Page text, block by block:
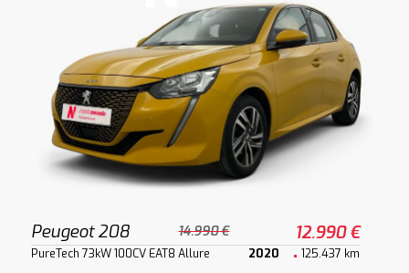
Peugeot 208 14.990 € 12.990 €
PureTech 73kW 100CV EAT8 Allure 2020 125.437 km